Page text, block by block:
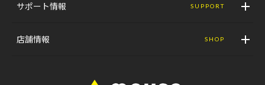
サポート情報 SUPPORT
店舗情報 SHOP